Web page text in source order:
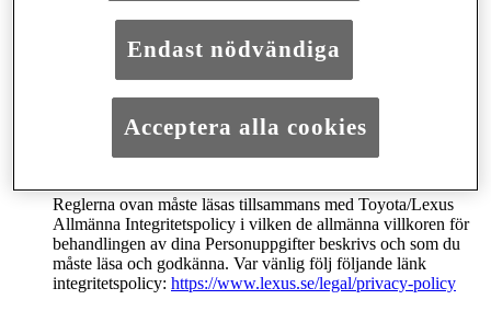
Dina Personuppgifter kommer inte att delas med något annat
företag med undantag för att vissa av dina förfrågningar kan
komma att tillmötesgås genom din valda Auktoriserade
För att göra det möjligt för oss och dig själv att följa upp dina
att lagras i max 3 år efter det datum som du tillhandahöll oss
dem och de kommer att raderas vid utgången av denna
Reglerna ovan måste läsas tillsammans med Toyota/Lexus
Allmänna Integritetspolicy i vilken de allmänna villkoren för
behandlingen av dina Personuppgifter beskrivs och som du
måste läsa och godkänna. Var vänlig följ följande länk
integritetspolicy: https://www.lexus.se/legal/privacy-policy
Endast nödvändiga
Acceptera alla cookies